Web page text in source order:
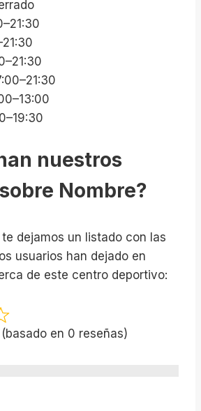
nuestros
Nombre?
dejamos un listado con las
usuarios han dejado en
de este centro deportivo:
en 0 reseñas)